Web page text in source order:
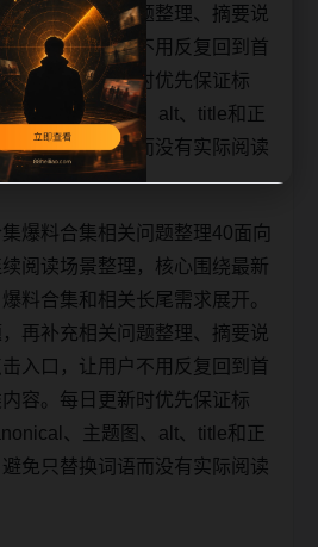
再补充相关问题整理、摘要说
入口，让用户不用反复回到首
容。每日更新时优先保证标
、主题图、alt、title和正
免只替换词语而没有实际阅读
爆料合集相关问题整理40面向
阅读场景整理，核心围绕最新
料合集和相关长尾需求展开。
再补充相关问题整理、摘要说
入口，让用户不用反复回到首
容。每日更新时优先保证标
、主题图、alt、title和正
免只替换词语而没有实际阅读